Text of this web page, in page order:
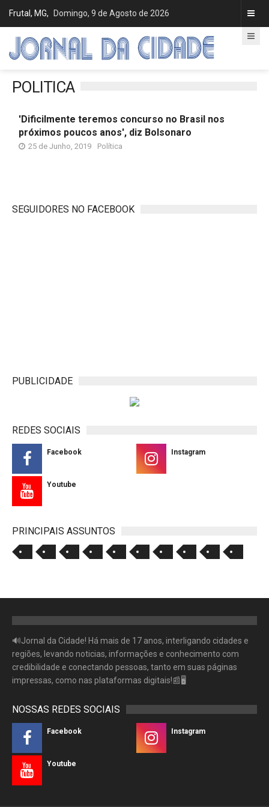
Frutal, MG, Domingo, 9 de Agosto de 2026
POLITICA
'Dificilmente teremos concurso no Brasil nos
próximos poucos anos', diz Bolsonaro
25 de Junho, 2019 Política
SEGUIDORES NO FACEBOOK
PUBLICIDADE
REDES SOCIAIS
Facebook Instagram
Youtube
PRINCIPAIS ASSUNTOS
🔊Jornal da Cidade! Há mais de 17 anos, interligando cidades e
regiões, levando noticias, informações e conhecimento com
credibilidade e conectando pessoas, tanto em suas páginas
impressas, como nas plataformas digitais!📰🖥
NOSSAS REDES SOCIAIS
Facebook Instagram
Youtube